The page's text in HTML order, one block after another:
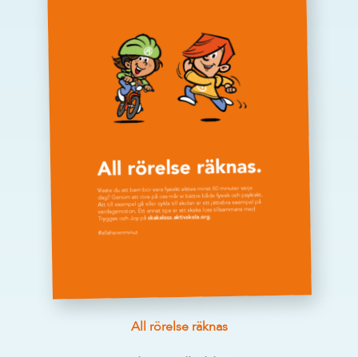
All rörelse räknas